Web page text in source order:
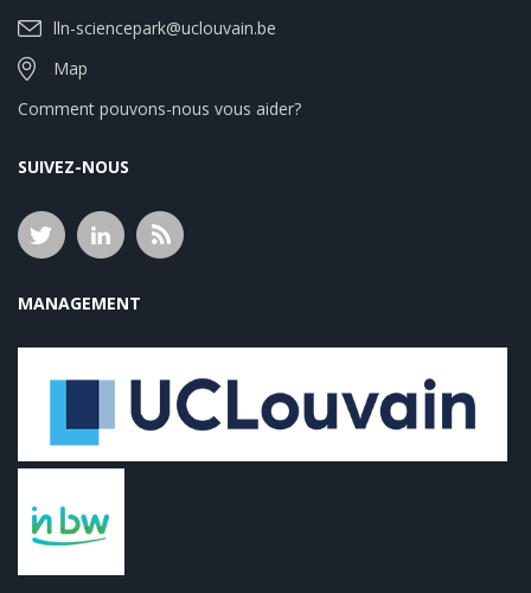
lln-sciencepark@uclouvain.be
Map
Comment pouvons-nous vous aider?
SUIVEZ-NOUS
MANAGEMENT